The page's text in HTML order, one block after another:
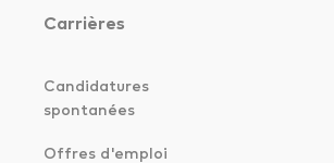
Carrières
Candidatures
spontanées
Offres d'emploi